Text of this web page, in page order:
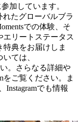
加しています。
れたグローバルブラ
での体験、そ
エリートステータス
典をお届けしま
ては、
。さらなる詳細や
をご覧ください。ま
Instagramでも情報